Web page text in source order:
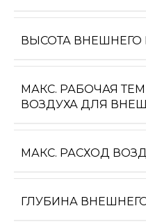
ВЫСОТА ВНЕШНЕГО
МАКС. РАБОЧАЯ
ВОЗДУХА ДЛЯ
МАКС. РАСХОД
ГЛУБИНА